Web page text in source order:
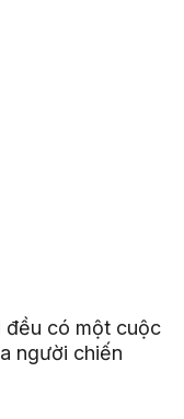
đều có một cuộc
người chiến